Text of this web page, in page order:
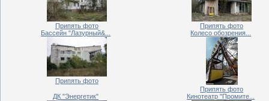
Припять фото
Припять фото
Бассейн "Лазурный&...
Припять фото
Колесо обозрения...
Припять фото
ДК "Энергетик"
Кинотеатр "Промите...